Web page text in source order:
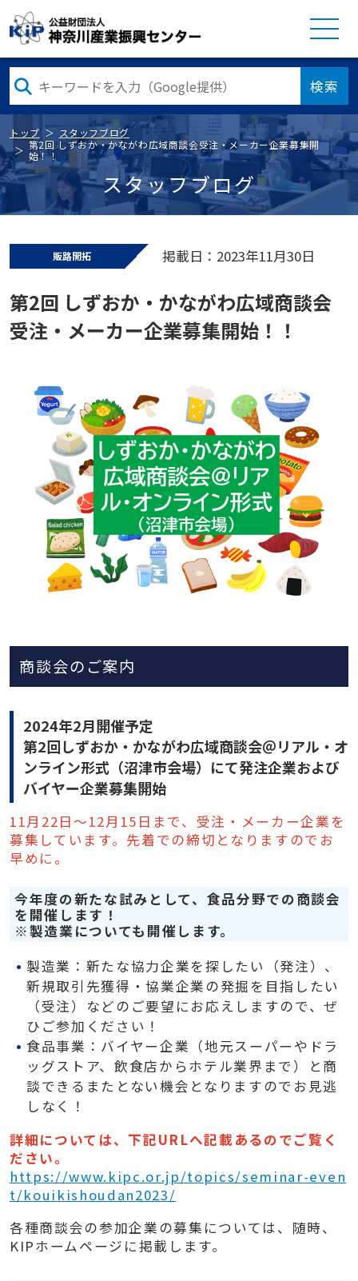
検索
トップ
スタッフブログ
第2回 しずおか・かながわ広域商談会受注・メーカー企業募集開
始！！
スタッフブログ
販路開拓 掲載日：2023年11月30日
第2回 しずおか・かながわ広域商談会
受注・メーカー企業募集開始！！
商談会のご案内
2024年2月開催予定
第2回しずおか・かながわ広域商談会＠リアル・オ
ンライン形式（沼津市会場）にて発注企業および
バイヤー企業募集開始
11月22日～12月15日まで、受注・メーカー企業を
募集しています。先着での締切となりますのでお
早めに。
今年度の新たな試みとして、食品分野での商談会
を開催します！
※製造業についても開催します。
製造業：新たな協力企業を探したい（発注）、
新規取引先獲得・協業企業の発掘を目指したい
（受注）などのご要望にお応えしますので、ぜ
ひご参加ください！
食品事業：バイヤー企業（地元スーパーやドラ
ッグストア、飲食店からホテル業界まで）と商
談できるまたとない機会となりますのでお見逃
しなく！
詳細については、下記URLへ記載あるのでご覧く
ださい。
https://www.kipc.or.jp/topics/seminar-even
t/kouikishoudan2023/
各種商談会の参加企業の募集については、随時、
KIPホームページに掲載します。